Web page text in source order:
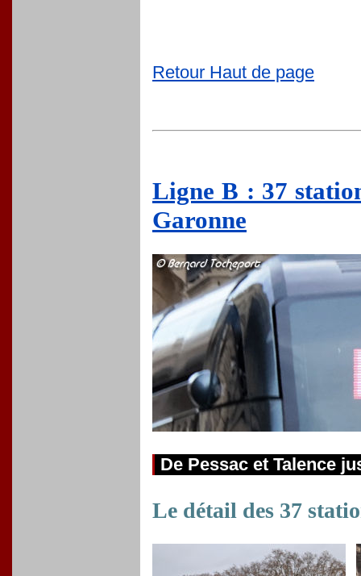
Retour Haut de page
Ligne B : 37
Garonne
De Pessac et Talence
Le détail des 37